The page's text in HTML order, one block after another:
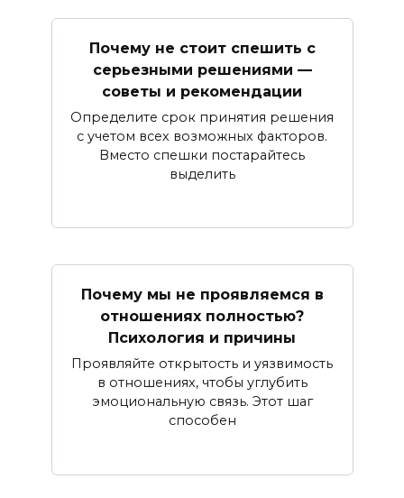
Почему не стоит спешить с
серьезными решениями —
советы и рекомендации
Определите срок принятия решения
с учетом всех возможных факторов.
Вместо спешки постарайтесь
выделить
Почему мы не проявляемся в
отношениях полностью?
Психология и причины
Проявляйте открытость и уязвимость
в отношениях, чтобы углубить
эмоциональную связь. Этот шаг
способен